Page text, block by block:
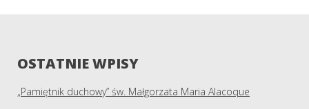
OSTATNIE WPISY
„Pamiętnik duchowy” św. Małgorzata Maria Alacoque